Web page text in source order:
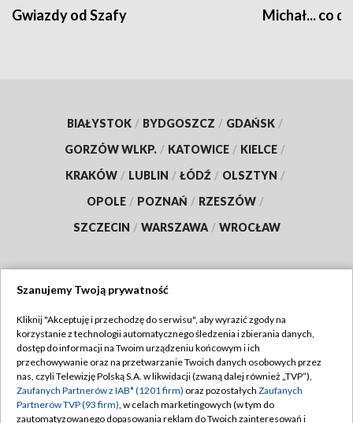
Gwiazdy od Szafy Michał... co
BIAŁYSTOK / BYDGOSZCZ / GDAŃSK /
GORZÓW WLKP. / KATOWICE / KIELCE /
KRAKÓW / LUBLIN / ŁÓDŹ / OLSZTYN /
OPOLE / POZNAŃ / RZESZÓW /
SZCZECIN / WARSZAWA / WROCŁAW
TVP
Abonament TVP
Emisja w TVP
Centrum informacji TVP
Regulamin TVP
Polityka prywatności
Moje zgody
Szanujemy Twoją prywatność
Kliknij "Akceptuję i przechodzę do serwisu", aby wyrazić zgody na
korzystanie z technologii automatycznego śledzenia i zbierania danych,
dostęp do informacji na Twoim urządzeniu końcowym i ich
przechowywanie oraz na przetwarzanie Twoich danych osobowych przez
nas, czyli Telewizję Polską S.A. w likwidacji (zwaną dalej również „TVP”),
Zaufanych Partnerów z IAB* (1201 firm) oraz pozostałych Zaufanych
Partnerów TVP (93 firm), w celach marketingowych (w tym do
zautomatyzowanego dopasowania reklam do Twoich zainteresowań i